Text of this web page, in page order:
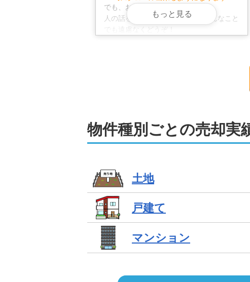
でも、お気軽にご相談ください。
人の話を聞くのが得意なので、どんなこと
でも遠慮なくどうぞ！
もっと見る
物件種別ごとの売却実
土地
戸建て
マンション